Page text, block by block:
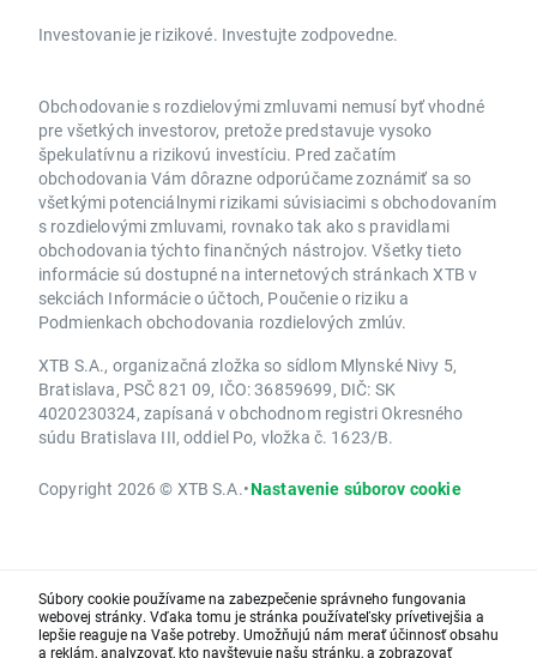
Investovanie je rizikové. Investujte zodpovedne.
Obchodovanie s rozdielovými zmluvami nemusí byť vhodné
pre všetkých investorov, pretože predstavuje vysoko
špekulatívnu a rizikovú investíciu. Pred začatím
obchodovania Vám dôrazne odporúčame zoznámiť sa so
všetkými potenciálnymi rizikami súvisiacimi s obchodovaním
s rozdielovými zmluvami, rovnako tak ako s pravidlami
obchodovania týchto finančných nástrojov. Všetky tieto
informácie sú dostupné na internetových stránkach XTB v
sekciách Informácie o účtoch, Poučenie o riziku a
Podmienkach obchodovania rozdielových zmlúv.
XTB S.A., organizačná zložka so sídlom Mlynské Nivy 5,
Bratislava, PSČ 821 09, IČO: 36859699, DIČ: SK
4020230324, zapísaná v obchodnom registri Okresného
súdu Bratislava III, oddiel Po, vložka č. 1623/B.
Copyright 2026 © XTB S.A.•Nastavenie súborov cookie
Súbory cookie používame na zabezpečenie správneho fungovania
webovej stránky. Vďaka tomu je stránka používateľsky prívetivejšia a
lepšie reaguje na Vaše potreby. Umožňujú nám merať účinnosť obsahu
a reklám, analyzovať, kto navštevuje našu stránku, a zobrazovať